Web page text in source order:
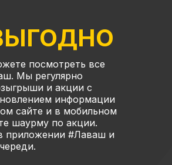
посмотреть все
Мы регулярно
и акции с
информации
сайте и в мобильном
шаурму по акции.
приложении #Лаваш и